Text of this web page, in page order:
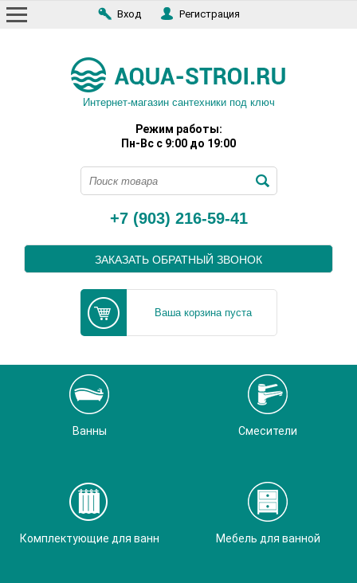
Вход Регистрация
Интернет-магазин сантехники под ключ
Режим работы:
Пн-Вс с 9:00 до 19:00
+7 (903) 216-59-41
ЗАКАЗАТЬ ОБРАТНЫЙ ЗВОНОК
Ваша корзина пуста
Ванны Смесители
Комплектующие для ванн Мебель для ванной